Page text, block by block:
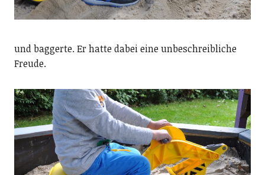
und baggerte. Er hatte dabei eine unbeschreibliche
Freude.